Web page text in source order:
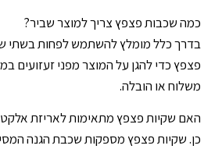
כמה שכבות פצפץ צריך למוצר שביר?
בדרך כלל מומלץ להשתמש לפחות בשתי
פצפץ כדי להגן על המוצר מפני זעזועים
משלוח או הובלה.
האם שקיות פצפץ מתאימות לאריזת
כן. שקיות פצפץ מספקות שכבת הגנה